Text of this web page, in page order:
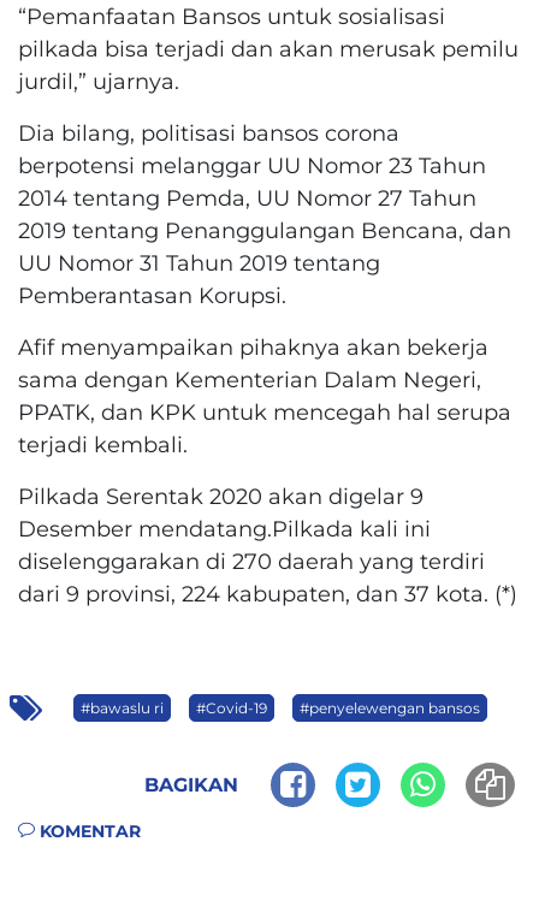
“Pemanfaatan Bansos untuk sosialisasi
pilkada bisa terjadi dan akan merusak pemilu
jurdil,” ujarnya.
Dia bilang, politisasi bansos corona
berpotensi melanggar UU Nomor 23 Tahun
2014 tentang Pemda, UU Nomor 27 Tahun
2019 tentang Penanggulangan Bencana, dan
UU Nomor 31 Tahun 2019 tentang
Pemberantasan Korupsi.
Afif menyampaikan pihaknya akan bekerja
sama dengan Kementerian Dalam Negeri,
PPATK, dan KPK untuk mencegah hal serupa
terjadi kembali.
Pilkada Serentak 2020 akan digelar 9
Desember mendatang.Pilkada kali ini
diselenggarakan di 270 daerah yang terdiri
dari 9 provinsi, 224 kabupaten, dan 37 kota. (*)
#bawaslu ri #Covid-19 #penyelewengan bansos
BAGIKAN
KOMENTAR